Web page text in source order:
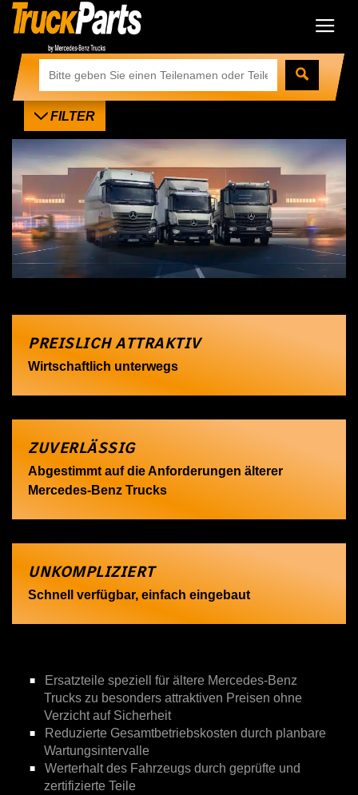
FILTER
PREISLICH ATTRAKTIV
Wirtschaftlich unterwegs
ZUVERLÄSSIG
Abgestimmt auf die Anforderungen älterer
Mercedes-Benz Trucks
UNKOMPLIZIERT
Schnell verfügbar, einfach eingebaut
Ersatzteile speziell für ältere Mercedes-Benz
Trucks zu besonders attraktiven Preisen ohne
Verzicht auf Sicherheit
Reduzierte Gesamtbetriebskosten durch planbare
Wartungsintervalle
Werterhalt des Fahrzeugs durch geprüfte und
zertifizierte Teile